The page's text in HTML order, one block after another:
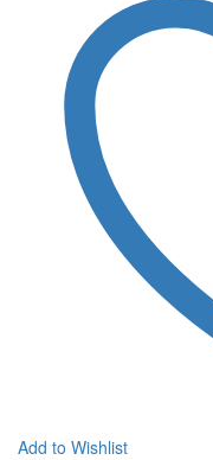
Add to Wishlist